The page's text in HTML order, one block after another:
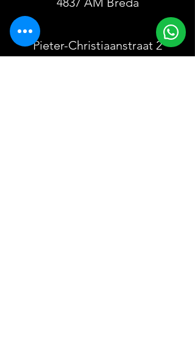
Pieter-Christiaanstraat 2